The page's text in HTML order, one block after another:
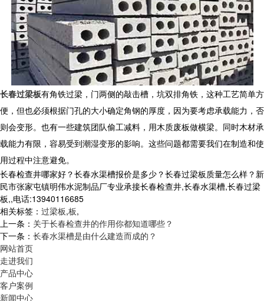
长春过梁板有角铁过梁，门两侧的敲击槽，坑双排角铁，这种工艺简单方
便，但也必须根据门孔的大小确定角钢的厚度，因为要考虑承载能力，否
则会变形。也有一些建筑团队偷工减料，用木质废板做横梁。同时木材承
载能力有限，容易受到潮湿变形的影响。这些问题都需要我们在制造和使
用过程中注意避免。
长春检查井哪家好？长春水渠槽报价是多少？长春过梁板质量怎么样？新
民市张家屯镇明伟水泥制品厂专业承接长春检查井,长春水渠槽,长春过梁
板,,电话:13940116685
相关标签： 过梁板,板,
上一条： 关于长春检查井的作用你都知道哪些？
下一条： 长春水渠槽是由什么建造而成的？
网站首页
走进我们
产品中心
客户案例
新闻中心